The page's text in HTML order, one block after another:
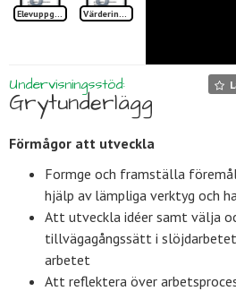
Elevuppgifter Fiberriktning Värdering Grytunderlägg
Undervisningsstöd:
Grytunderlägg
Förmågor att utveckla
Formge och framställa
hjälp av lämpliga verktyg och
Att utveckla idéer samt välja
tillvägagångssätt i
arbetet
Att reflektera över